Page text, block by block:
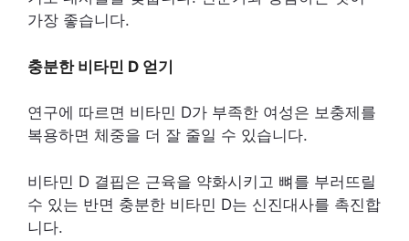
가장 좋습니다.
충분한 비타민 D 얻기
연구에 따르면 비타민 D가 부족한 여성은 보충제를
복용하면 체중을 더 잘 줄일 수 있습니다.
비타민 D 결핍은 근육을 약화시키고 뼈를 부러뜨릴
수 있는 반면 충분한 비타민 D는 신진대사를 촉진합
니다.